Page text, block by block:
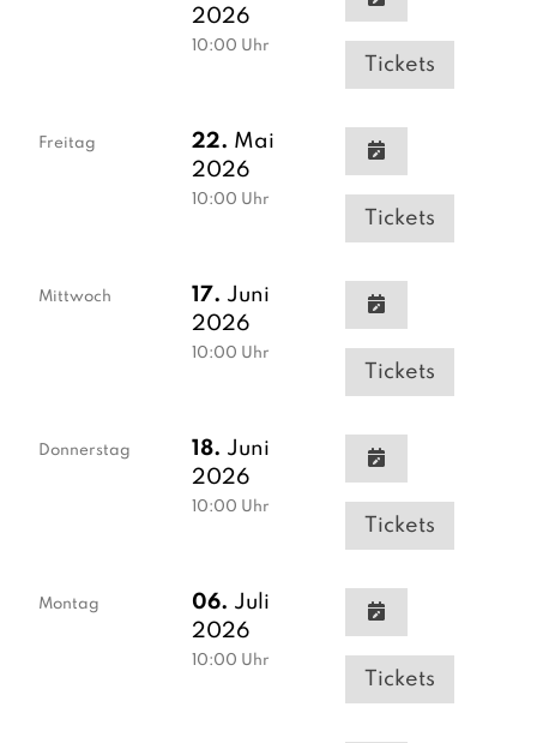
2026
10:00 Uhr
Tickets
Freitag 22. Mai
2026
10:00 Uhr
Tickets
Mittwoch 17. Juni
2026
10:00 Uhr
Tickets
Donnerstag 18. Juni
2026
10:00 Uhr
Tickets
Montag 06. Juli
2026
10:00 Uhr
Tickets